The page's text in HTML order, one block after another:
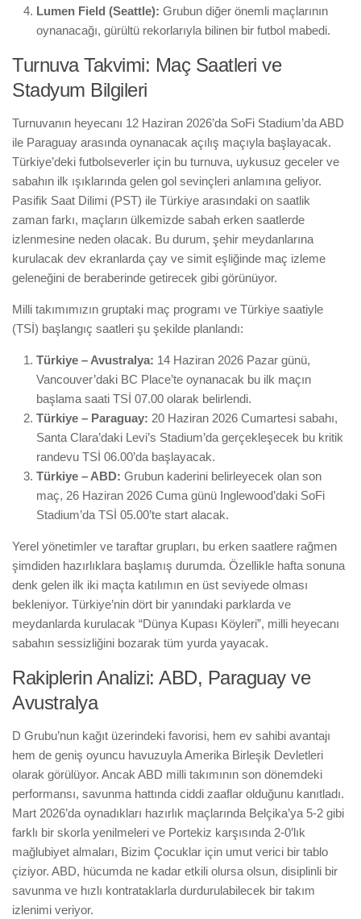
Lumen Field (Seattle): Grubun diğer önemli maçlarının
oynanacağı, gürültü rekorlarıyla bilinen bir futbol mabedi.
Turnuva Takvimi: Maç Saatleri ve
Stadyum Bilgileri
Turnuvanın heyecanı 12 Haziran 2026’da SoFi Stadium’da ABD
ile Paraguay arasında oynanacak açılış maçıyla başlayacak.
Türkiye’deki futbolseverler için bu turnuva, uykusuz geceler ve
sabahın ilk ışıklarında gelen gol sevinçleri anlamına geliyor.
Pasifik Saat Dilimi (PST) ile Türkiye arasındaki on saatlik
zaman farkı, maçların ülkemizde sabah erken saatlerde
izlenmesine neden olacak. Bu durum, şehir meydanlarına
kurulacak dev ekranlarda çay ve simit eşliğinde maç izleme
geleneğini de beraberinde getirecek gibi görünüyor.
Milli takımımızın gruptaki maç programı ve Türkiye saatiyle
(TSİ) başlangıç saatleri şu şekilde planlandı:
Türkiye – Avustralya: 14 Haziran 2026 Pazar günü,
Vancouver’daki BC Place’te oynanacak bu ilk maçın
başlama saati TSİ 07.00 olarak belirlendi.
Türkiye – Paraguay: 20 Haziran 2026 Cumartesi sabahı,
Santa Clara’daki Levi’s Stadium’da gerçekleşecek bu kritik
randevu TSİ 06.00’da başlayacak.
Türkiye – ABD: Grubun kaderini belirleyecek olan son
maç, 26 Haziran 2026 Cuma günü Inglewood’daki SoFi
Stadium’da TSİ 05.00’te start alacak.
Yerel yönetimler ve taraftar grupları, bu erken saatlere rağmen
şimdiden hazırlıklara başlamış durumda. Özellikle hafta sonuna
denk gelen ilk iki maçta katılımın en üst seviyede olması
bekleniyor. Türkiye’nin dört bir yanındaki parklarda ve
meydanlarda kurulacak “Dünya Kupası Köyleri”, milli heyecanı
sabahın sessizliğini bozarak tüm yurda yayacak.
Rakiplerin Analizi: ABD, Paraguay ve
Avustralya
D Grubu’nun kağıt üzerindeki favorisi, hem ev sahibi avantajı
hem de geniş oyuncu havuzuyla Amerika Birleşik Devletleri
olarak görülüyor. Ancak ABD milli takımının son dönemdeki
performansı, savunma hattında ciddi zaaflar olduğunu kanıtladı.
Mart 2026’da oynadıkları hazırlık maçlarında Belçika’ya 5-2 gibi
farklı bir skorla yenilmeleri ve Portekiz karşısında 2-0’lık
mağlubiyet almaları, Bizim Çocuklar için umut verici bir tablo
çiziyor. ABD, hücumda ne kadar etkili olursa olsun, disiplinli bir
savunma ve hızlı kontrataklarla durdurulabilecek bir takım
izlenimi veriyor.